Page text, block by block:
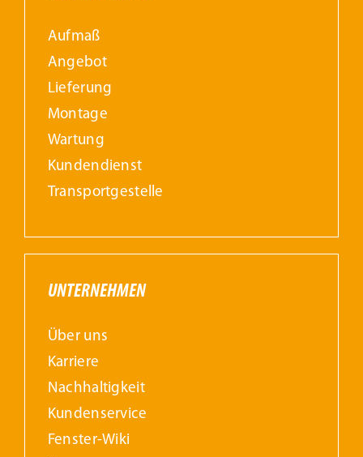
Aufmaß
Angebot
Lieferung
Montage
Wartung
Kundendienst
Transportgestelle
UNTERNEHMEN
Über uns
Karriere
Nachhaltigkeit
Kundenservice
Fenster-Wiki